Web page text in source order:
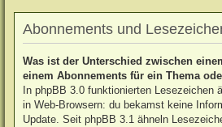
Abonnements und
Was ist der Unterschied zwischen
einem Abonnements für ein Thema
In phpBB 3.0 funktionierten Lesezeichen
in Web-Browsern: du bekamst keine
Update. Seit phpBB 3.1 ähneln